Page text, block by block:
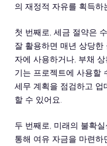
의 재정적 자유를 획득
첫 번째로, 세금 절약은
잘 활용하면 매년 상당
자에 사용하거나, 부채
기는 프로젝트에 사용할
세무 계획을 점검하고 업
할 수 있어요.
두 번째로, 미래의 불확
통해 여유 자금을 마련